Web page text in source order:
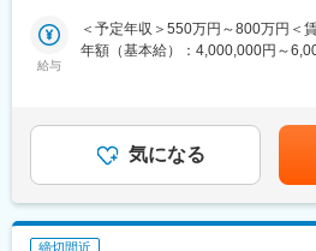
■研修・教育制度
業界や企業、製品に関して知識を
らびにeラーニングのプログラムが
キャッチアップできる環境がありま
※初期研修期間中は会社で手配する
だきます。
変更の範囲：会社の定める業務
＜具体的な業務例＞
・担当する製品の提案、技術サポ
・最新の医療関連情報の提供
ど）
・各種学会への参加
＜配属エリア＞
■研修・教育制度：
ートワーク含む）
給与
＜予定年収＞550万円～800万円＜
年額（基本給）：4,000,000円～
給与補足＞※上記年収は目安であり
いたします。賃金はあくまでも目
上下する可能性があります。月給(
す。
気になる
締切間近